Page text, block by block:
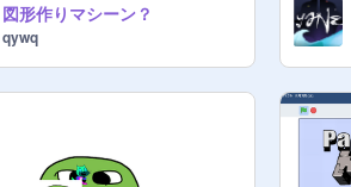
図形作りマシーン？
qywq